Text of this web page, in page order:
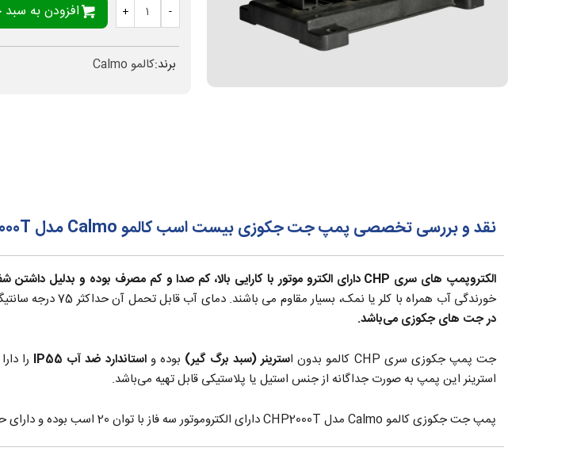
-
+ افزودن به سبد
برند:کالمو Calmo
نقد و بررسی تخصصی پمپ جت جکوزی بیست اسب کالمو Calmo مدل CHP2000T
الکتروپمپ های سری CHP دارای الکترو موتور با کارایی بالا، کم صدا و کم مصرف بوده و بدلیل داشتن شفت کربن/استیل،
خورندگی آب همراه با کلر یا نمک، بسیار مقاوم می باشند. دمای آب قابل تحمل آن حداکثر 75 درجه سانتیگراد می‌باشد.
در جت های جکوزی می‌باشد.
جت پمپ جکوزی سری CHP کالمو بدون ا سترینر (سبد برگ گیر) بوده واستاندارد ضد آب IP55
استرینر این پمپ به صورت جداگانه از جنس استیل یا پلاستیکی قابل تهیه می‌باشد.
پمپ جت جکوزی کالمو Calmo مدل CHP2000T دارای الکتروموتور سه فاز با توان 20 اسب بوده و دارای حداکثر دبی 200 متر مکعب در ساعت همراه با حداکثر هد 29 متر می‌باشد.